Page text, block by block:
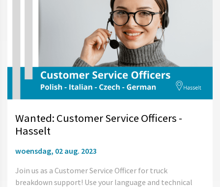
Wanted: Customer Service Officers -
Hasselt
woensdag, 02 aug. 2023
Join us as a Customer Service Officer for truck
breakdown support! Use your language and technical